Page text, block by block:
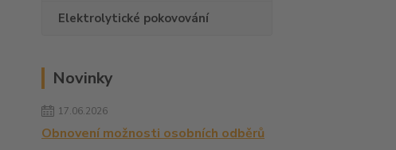
Elektrolytické pokovování
Novinky
17.06.2026
Obnovení možnosti osobních odběrů